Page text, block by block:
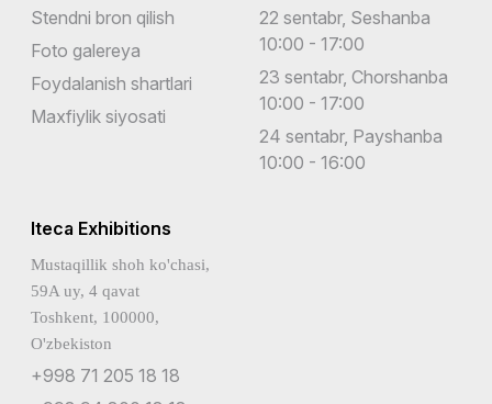
Stendni bron qilish
Foto galereya
Foydalanish shartlari
Maxfiylik siyosati
22 sentabr, Seshanba
10:00 - 17:00
23 sentabr, Chorshanba
10:00 - 17:00
24 sentabr, Payshanba
10:00 - 16:00
Iteca Exhibitions
Mustaqillik shoh ko'chasi,
59A uy, 4 qavat
Toshkent, 100000,
O'zbekiston
+998 71 205 18 18